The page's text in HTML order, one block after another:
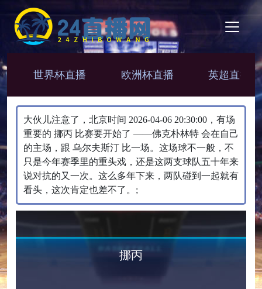
世界杯直播 欧洲杯直播 英超直播
大伙儿注意了，北京时间 2026-04-06 20:30:00，有场
重要的 挪丙 比赛要开始了 ——佛克朴林特 会在自己
的主场，跟 乌尔夫斯汀 比一场。​这场球不一般，不
只是今年赛季里的重头戏，还是这两支球队五十年来
说对抗的又一次。这么多年下来，两队碰到一起就有
看头，这次肯定也差不了。;
挪丙